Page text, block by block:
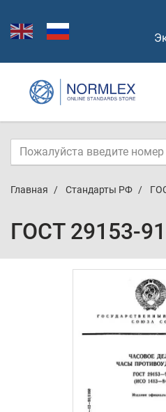
Главная Стандарты РФ
ГОСТ 29153-